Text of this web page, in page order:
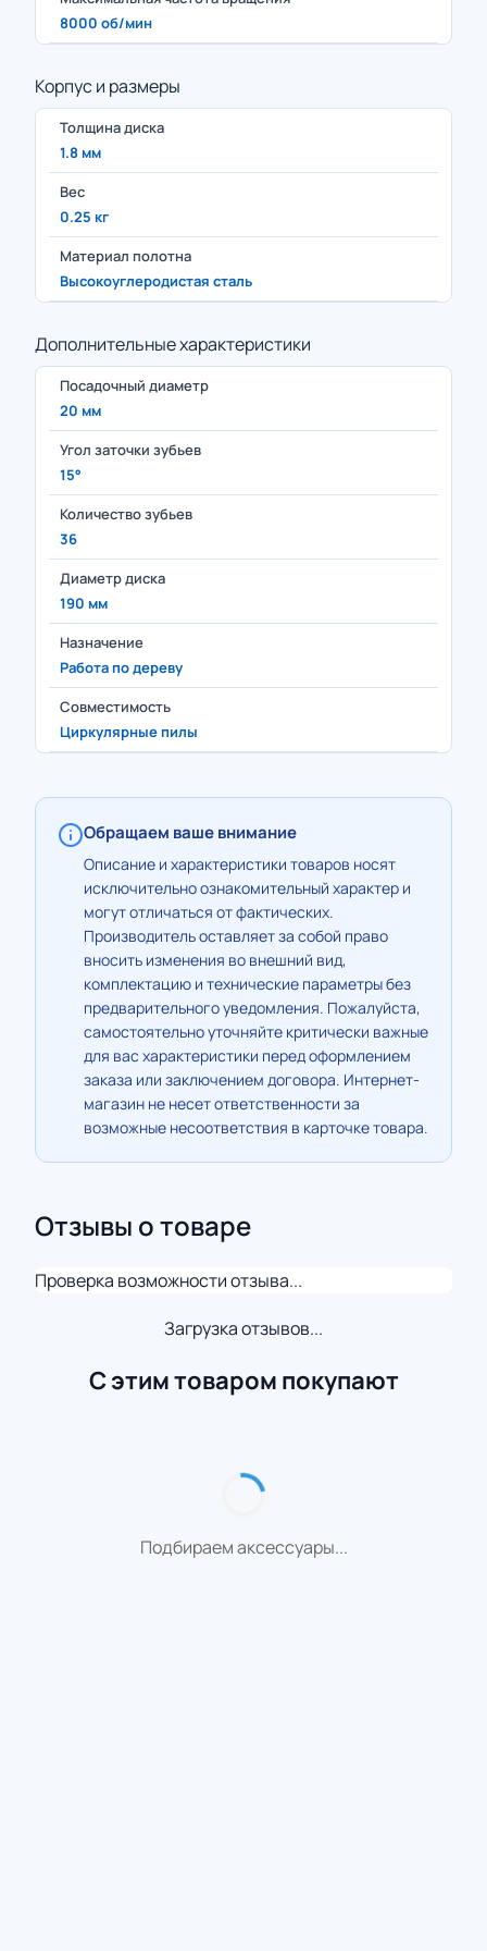
8000 об/мин
Корпус и размеры
Толщина диска
1.8 мм
Вес
0.25 кг
Материал полотна
Высокоуглеродистая сталь
Дополнительные характеристики
Посадочный диаметр
20 мм
Угол заточки зубьев
15°
Количество зубьев
36
Диаметр диска
190 мм
Назначение
Работа по дереву
Совместимость
Циркулярные пилы
Обращаем ваше внимание
Описание и характеристики товаров носят
исключительно ознакомительный характер и
могут отличаться от фактических.
Производитель оставляет за собой право
вносить изменения во внешний вид,
комплектацию и технические параметры без
предварительного уведомления. Пожалуйста,
самостоятельно уточняйте критически важные
для вас характеристики перед оформлением
заказа или заключением договора. Интернет-
магазин не несет ответственности за
возможные несоответствия в карточке товара.
Отзывы о товаре
Проверка возможности отзыва...
Загрузка отзывов...
С этим товаром покупают
Подбираем аксессуары...